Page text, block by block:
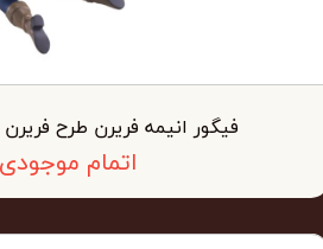
فیگور انیمه فریرن طرح
اتمام موجودی